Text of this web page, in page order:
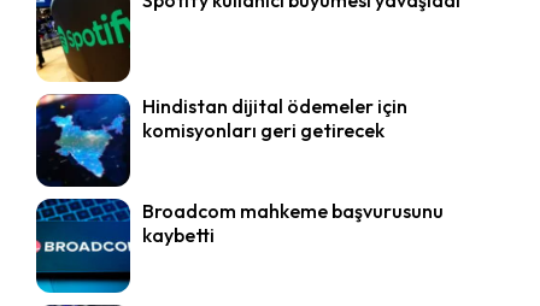
Hindistan dijital ödemeler için
komisyonları geri getirecek
Broadcom mahkeme başvurusunu
kaybetti